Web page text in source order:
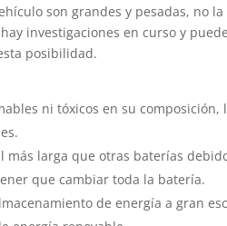
son grandes y pesadas, no
investigaciones en curso y
posibilidad.
ni tóxicos en su composición,
larga que otras baterías
que cambiar toda la batería.
de energía a gran